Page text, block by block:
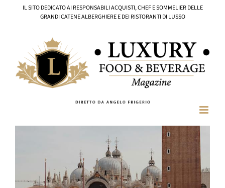
IL SITO DEDICATO AI RESPONSABILI ACQUISTI, CHEF E SOMMELIER DELLE
GRANDI CATENE ALBERGHIERE E DEI RISTORANTI DI LUSSO